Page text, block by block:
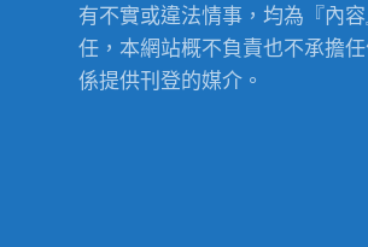
有不實或違法情事，均為『內
任，本網站概不負責也不承擔
係提供刊登的媒介。